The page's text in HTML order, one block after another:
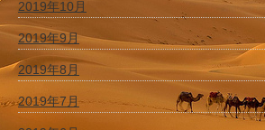
2019年10月
2019年9月
2019年8月
2019年7月